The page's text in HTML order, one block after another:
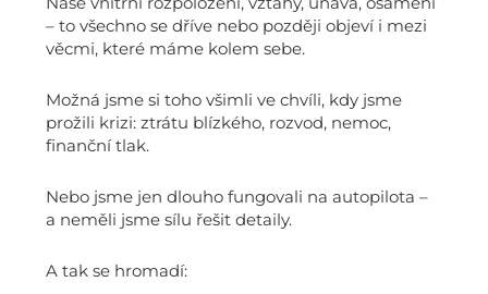
– to všechno se dříve nebo později objeví i mezi
věcmi, které máme kolem sebe.
Možná jsme si toho všimli ve chvíli, kdy jsme
prožili krizi: ztrátu blízkého, rozvod, nemoc,
finanční tlak.
Nebo jsme jen dlouho fungovali na autopilota –
a neměli jsme sílu řešit detaily.
A tak se hromadí: